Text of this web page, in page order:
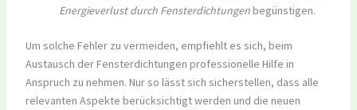
Energieverlust durch Fensterdichtungenbegünstigen.
Um solche Fehler zu vermeiden, empfiehlt es sich, beim
Austausch der Fensterdichtungen professionelle Hilfe in
Anspruch zu nehmen. Nur so lässt sich sicherstellen, dass alle
relevanten Aspekte berücksichtigt werden und die neuen